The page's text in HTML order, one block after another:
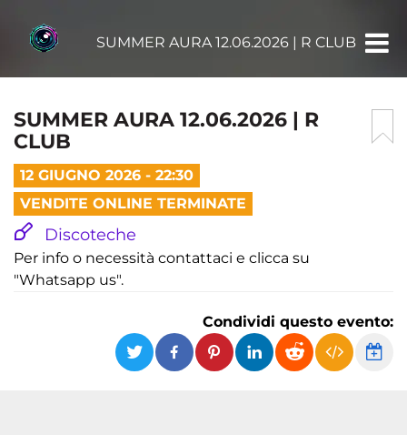
SUMMER AURA 12.06.2026 | R CLUB
SUMMER AURA 12.06.2026 | R
CLUB
12 GIUGNO 2026 - 22:30
VENDITE ONLINE TERMINATE
Discoteche
Per info o necessità contattaci e clicca su
"Whatsapp us".
Condividi questo evento: